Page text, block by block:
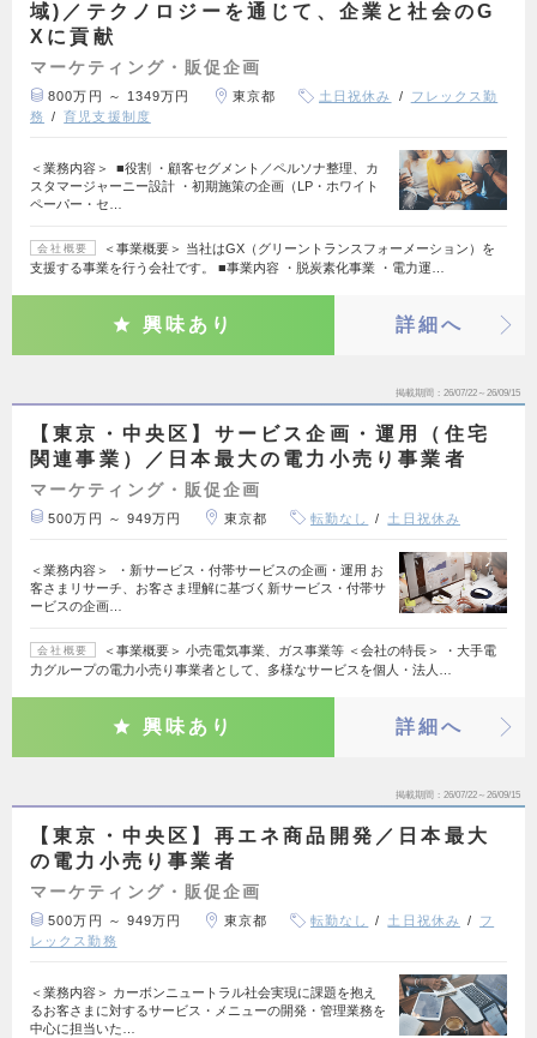
域)／テクノロジーを通じて、企業と社会のG
Xに貢献
マーケティング・販促企画
800万円 ～ 1349万円 東京都 土日祝休み
フレックス勤
務
育児支援制度
＜業務内容＞ ■役割 ・顧客セグメント／ペルソナ整理、カ
スタマージャーニー設計 ・初期施策の企画（LP・ホワイト
ペーパー・セ…
会社概要
＜事業概要＞ 当社はGX（グリーントランスフォーメーション）を
支援する事業を行う会社です。 ■事業内容 ・脱炭素化事業 ・電力運…
興味あり 詳細へ
掲載期間 26/07/22～26/09/15
【東京・中央区】サービス企画・運用（住宅
関連事業）／日本最大の電力小売り事業者
マーケティング・販促企画
500万円 ～ 949万円 東京都 転勤なし 土日祝休み
＜業務内容＞ ・新サービス・付帯サービスの企画・運用 お
客さまリサーチ、お客さま理解に基づく新サービス・付帯サ
ービスの企画…
会社概要
＜事業概要＞ 小売電気事業、ガス事業等 ＜会社の特長＞ ・大手電
力グループの電力小売り事業者として、多様なサービスを個人・法人…
興味あり 詳細へ
掲載期間 26/07/22～26/09/15
【東京・中央区】再エネ商品開発／日本最大
の電力小売り事業者
マーケティング・販促企画
500万円 ～ 949万円 東京都 転勤なし 土日祝休み
フ
レックス勤務
＜業務内容＞ カーボンニュートラル社会実現に課題を抱え
るお客さまに対するサービス・メニューの開発・管理業務を
中心に担当いた…